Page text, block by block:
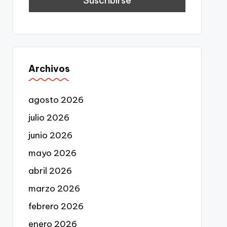
Archivos
agosto 2026
julio 2026
junio 2026
mayo 2026
abril 2026
marzo 2026
febrero 2026
enero 2026